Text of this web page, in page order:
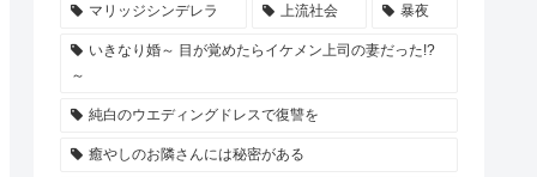
マリッジシンデレラ 上流社会 暴夜
いきなり婚～ 目が覚めたらイケメン上司の妻だった!?
～
純白のウエディングドレスで復讐を
癒やしのお隣さんには秘密がある